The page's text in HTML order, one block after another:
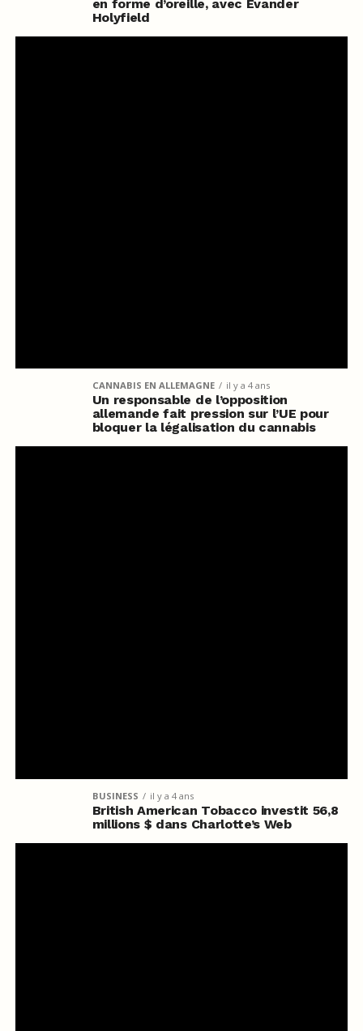
en forme d’oreille, avec Evander
Holyfield
CANNABIS EN ALLEMAGNE il y a 4 ans
Un responsable de l’opposition
allemande fait pression sur l’UE pour
bloquer la légalisation du cannabis
BUSINESS il y a 4 ans
British American Tobacco investit 56,8
millions $ dans Charlotte’s Web